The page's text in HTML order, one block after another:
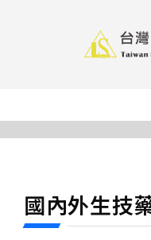
國內外生技